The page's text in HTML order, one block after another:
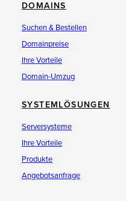
DOMAINS
Suchen & Bestellen
Domainpreise
Ihre Vorteile
Domain-Umzug
SYSTEMLÖSUNGEN
Serversysteme
Ihre Vorteile
Produkte
Angebotsanfrage